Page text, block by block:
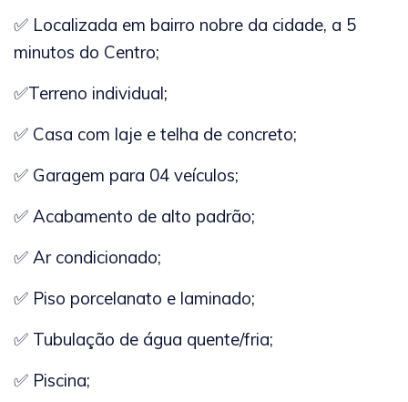
✅ Localizada em bairro nobre da cidade, a 5
minutos do Centro;
✅Terreno individual;
✅ Casa com laje e telha de concreto;
✅ Garagem para 04 veículos;
✅ Acabamento de alto padrão;
✅ Ar condicionado;
✅ Piso porcelanato e laminado;
✅ Tubulação de água quente/fria;
✅ Piscina;